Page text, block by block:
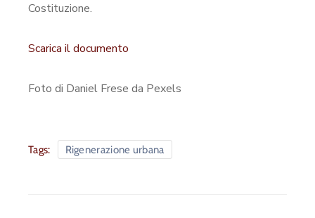
Costituzione.
Scarica il documento
Foto di Daniel Frese da Pexels
Tags: Rigenerazione urbana